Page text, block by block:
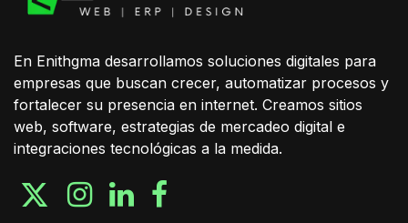
En Enithgma desarrollamos soluciones digitales para
empresas que buscan crecer, automatizar procesos y
fortalecer su presencia en internet. Creamos sitios
web, software, estrategias de mercadeo digital e
integraciones tecnológicas a la medida.